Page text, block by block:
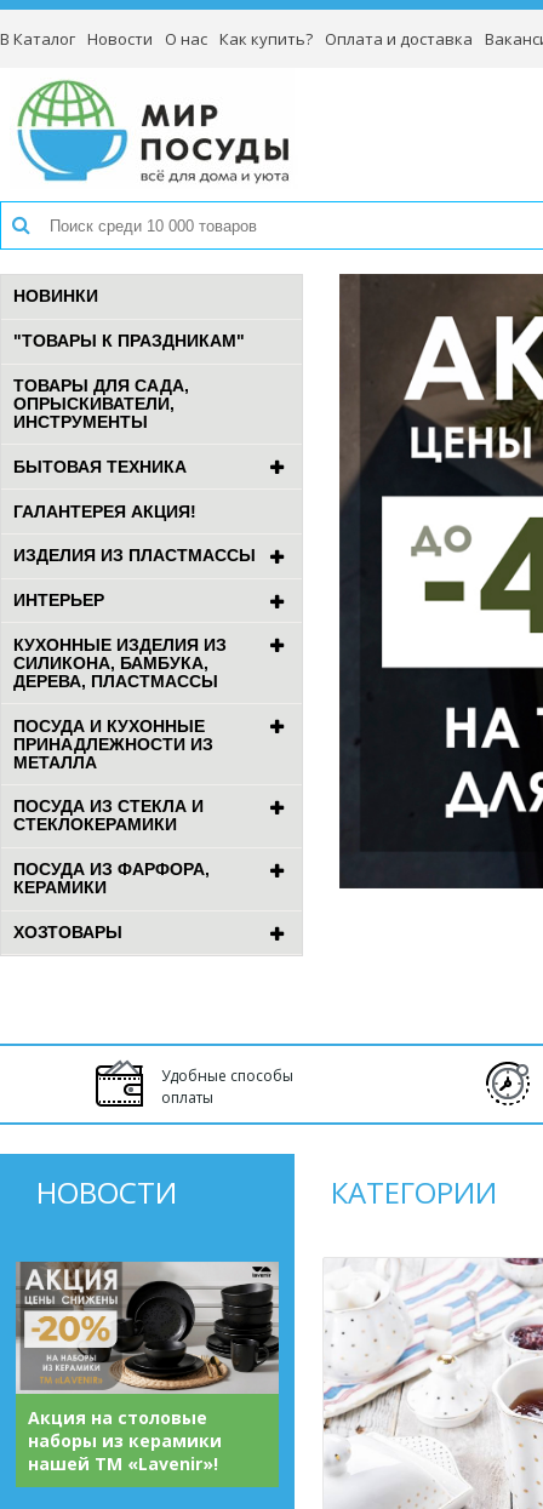
В Каталог Новости О нас Как купить? Оплата и доставка
НОВИНКИ
"ТОВАРЫ К ПРАЗДНИКАМ"
ТОВАРЫ ДЛЯ САДА,
ОПРЫСКИВАТЕЛИ,
ИНСТРУМЕНТЫ
БЫТОВАЯ ТЕХНИКА
ГАЛАНТЕРЕЯ АКЦИЯ!
ИЗДЕЛИЯ ИЗ ПЛАСТМАССЫ
ИНТЕРЬЕР
КУХОННЫЕ ИЗДЕЛИЯ ИЗ
СИЛИКОНА, БАМБУКА,
ДЕРЕВА, ПЛАСТМАССЫ
ПОСУДА И КУХОННЫЕ
ПРИНАДЛЕЖНОСТИ ИЗ
МЕТАЛЛА
ПОСУДА ИЗ СТЕКЛА И
СТЕКЛОКЕРАМИКИ
ПОСУДА ИЗ ФАРФОРА,
КЕРАМИКИ
ХОЗТОВАРЫ
Удобные способы
оплаты
НОВОСТИ
Акция на столовые
наборы из керамики
нашей ТМ «Lavenir»!
КАТЕГОРИИ